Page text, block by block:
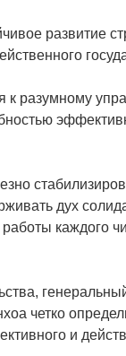
развитие
разумному
дух
каждого
четко
и